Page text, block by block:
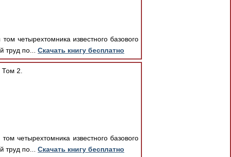
четырехтомника известного базового
труд по... Скачать книгу бесплатно
2.
четырехтомника известного базового
труд по... Скачать книгу бесплатно